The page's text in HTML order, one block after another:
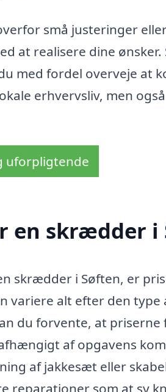
små justeringer
at realisere dine
med fordel overveje at
erhvervsliv, men
uforpligtende
en skrædder i
skrædder i Søften, er
variere alt efter den
du forvente, at
af opgavens
af jakkesæt eller
reparationer som at sy